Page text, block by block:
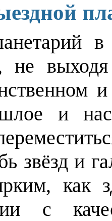
не
и
звёзд и
как
с